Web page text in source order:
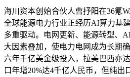
海川资本创始合伙人曹抒阳在36氪
全球能源电力行业正经历AI算力基
多重驱动。电网更新、能源转型、
大因素叠加，使电力电网成为长期
六年千亿美金级投入，拉美巴西亦
口年增20%达4千亿人民币，但纯出